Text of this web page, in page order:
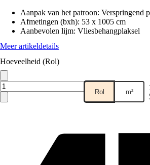
Aanpak van het patroon: Verspringend
Afmetingen (bxh): 53 x 1005 cm
Aanbevolen lijm: Vliesbehangplaksel
Meer artikeldetails
Hoeveelheid (Rol)
Rol m²